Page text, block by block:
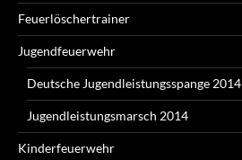
Feuerlöschertrainer
Jugendfeuerwehr
Deutsche Jugendleistungsspange 2014
Jugendleistungsmarsch 2014
Kinderfeuerwehr